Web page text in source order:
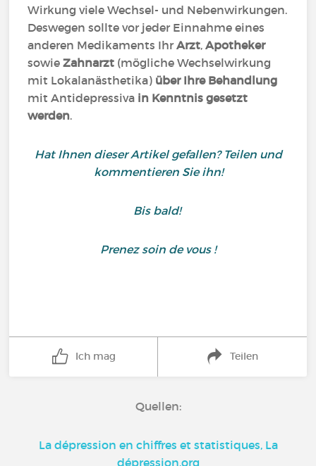
Wirkung viele Wechsel- und Nebenwirkungen.
Deswegen sollte vor jeder Einnahme eines
anderen Medikaments IhrArzt,Apotheker
sowieZahnarzt (mögliche Wechselwirkung
mit Lokalanästhetika) über Ihre Behandlung
mit Antidepressiva in Kenntnis gesetzt
werden.
Hat Ihnen dieser Artikel gefallen? Teilen und
kommentieren Sie ihn!
Bis bald!
Prenez soin de vous !
Ich mag Teilen
Quellen:
La dépression en chiffres et statistiques, La
dépression.org